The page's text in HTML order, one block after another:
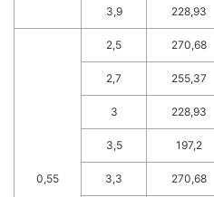
3,9 228,93
0,55
2,5 270,68
2,7 255,37
3 228,93
3,5 197,2
3,3 270,68